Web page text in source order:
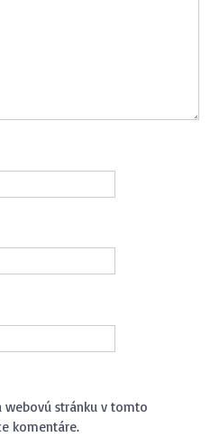
stránku v tomto
komentáre.